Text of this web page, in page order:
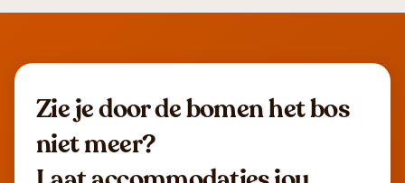
Zie je door de bomen het bos
niet meer?